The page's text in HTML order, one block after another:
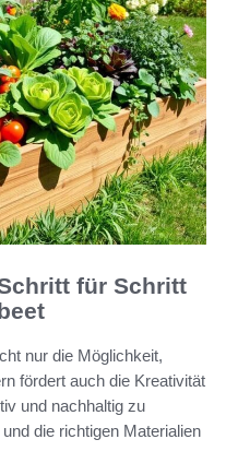
für Schritt
nur die Möglichkeit,
fördert auch die Kreativität
und nachhaltig zu
die richtigen Materialien